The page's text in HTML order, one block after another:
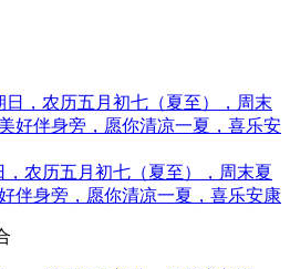
，农历五月初七（夏至），周末夏
伴身旁，愿你清凉一夏，喜乐安康